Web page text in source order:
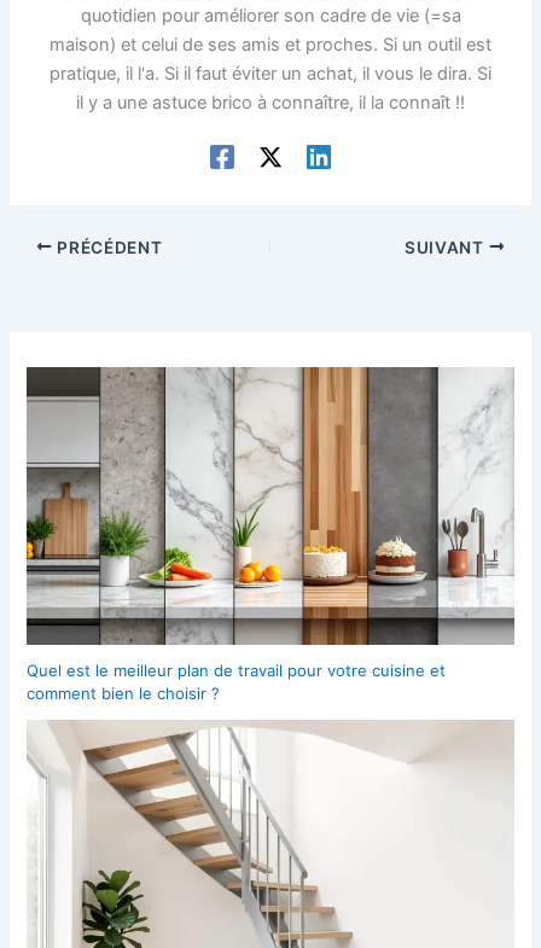
quotidien pour améliorer son cadre de vie (=sa
maison) et celui de ses amis et proches. Si un outil est
pratique, il l'a. Si il faut éviter un achat, il vous le dira. Si
il y a une astuce brico à connaître, il la connaît !!
PRÉCÉDENT SUIVANT
Quel est le meilleur plan de travail pour votre cuisine et
comment bien le choisir ?